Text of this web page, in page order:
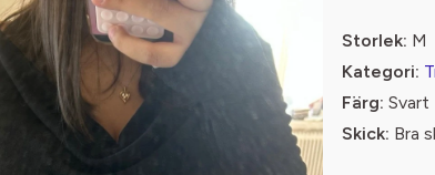
Storlek: M
Kategori:
Färg: Svart
Skick: Bra